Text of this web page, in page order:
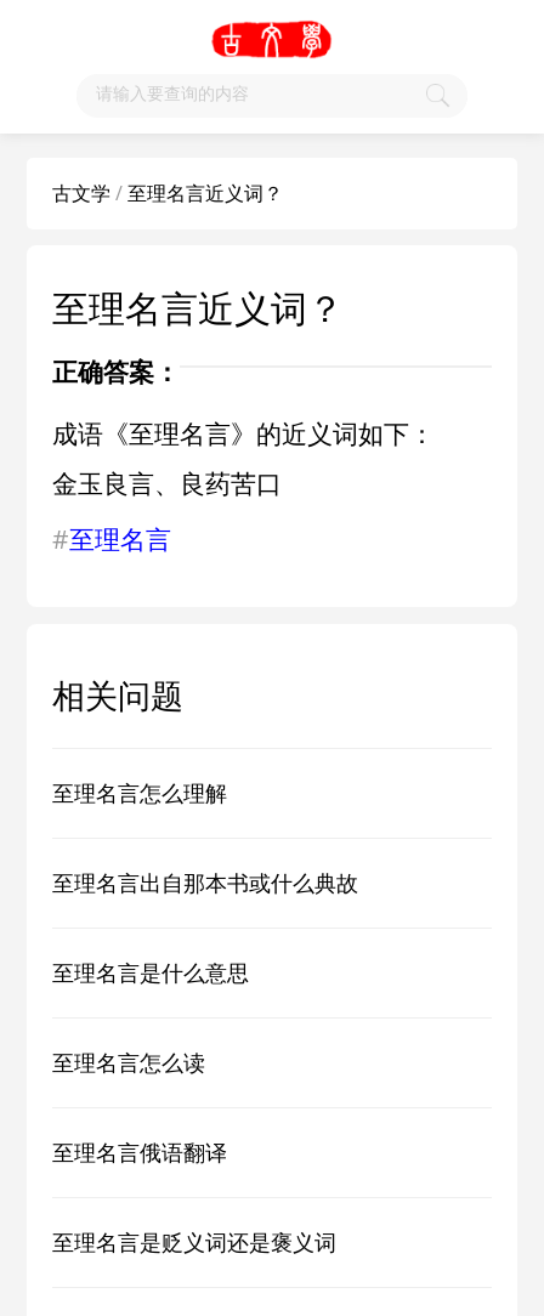
古文学 /至理名言近义词？
至理名言近义词？
正确答案：
成语《至理名言》的近义词如下：
金玉良言、良药苦口
#至理名言
相关问题
至理名言怎么理解
至理名言出自那本书或什么典故
至理名言是什么意思
至理名言怎么读
至理名言俄语翻译
至理名言是贬义词还是褒义词